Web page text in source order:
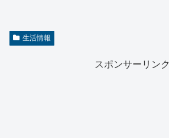
生活情報
スポンサーリンク